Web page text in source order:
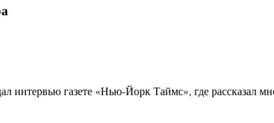
интервью газете «Нью-Йорк Таймс», где